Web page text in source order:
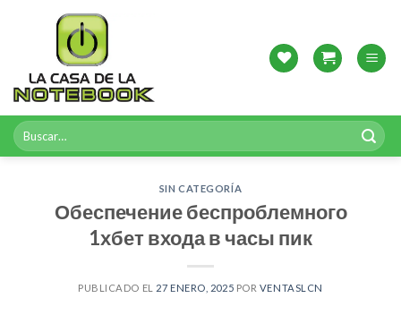
Buscar
por:
SIN CATEGORÍA
Обеспечение беспроблемного
1хбет входа в часы пик
PUBLICADO EL 27 ENERO, 2025 POR VENTASLCN